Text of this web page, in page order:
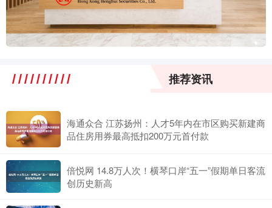
推荐资讯
海通众合 江苏扬州：人才5年内在市区购买新建商
品住房用券最高抵扣200万元首付款
倍悦网 14.8万人次！横琴口岸“五一”假期单日客流
创历史新高